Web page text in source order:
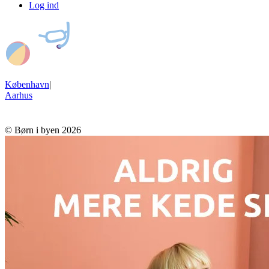
Log ind
København|
Aarhus
© Børn i byen 2026